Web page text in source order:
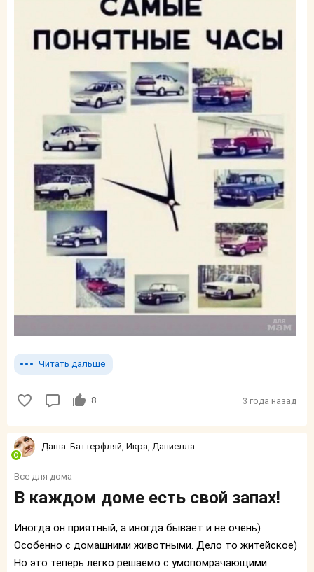
Читать дальше
8 3 года назад
Даша. Баттерфляй, Икра, Даниелла
Все для дома
В каждом доме есть свой запах!
Иногда он приятный, а иногда бывает и не очень)
Особенно с домашними животными. Дело то житейское)
Но это теперь легко решаемо с умопомрачающими